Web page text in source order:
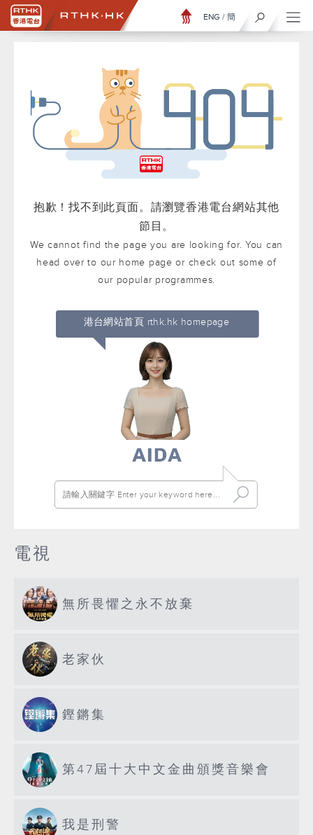
ENG / 簡
抱歉！找不到此頁面。請瀏覽香港電台網站其他
節目。
We cannot find the page you are looking for. You can
head over to our home page or check out some of
our popular programmes.
港台網站首頁 rthk.hk homepage
電視
無所畏懼之永不放棄
老家伙
鏗鏘集
第47屆十大中文金曲頒獎音樂會
我是刑警